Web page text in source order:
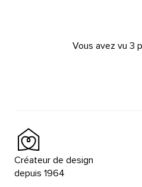
Vous avez vu 3
Créateur de design
depuis 1964